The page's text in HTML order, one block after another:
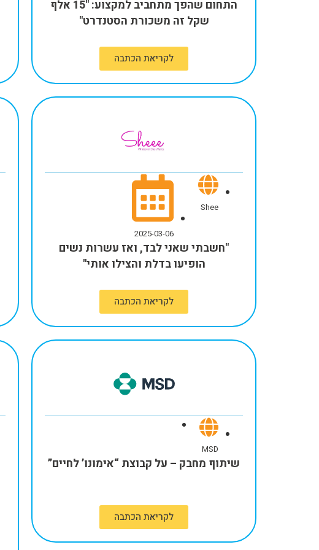
התחום שהפך מתחביב למקצוע: "15 אלף
שקל זה משכורת הסטנדרט"
לקריאת הכתבה
Shee
2025-03-06
"חשבתי שאני לבד, ואז עשרות נשים
הופיעו בדלת והצילו אותי"
לקריאת הכתבה
MSD
שיתוף מחבק – על קבוצת “אימונו’ לחיים”
לקריאת הכתבה